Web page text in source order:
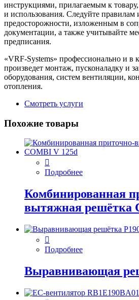
инструкциями, прилагаемым к
и использования. Следуйте правилам
предосторожности, изложенным в
документации, а также учитывайте
предписания.
«VRF-Systems» профессионально и в
произведет монтаж, пусконаладку и
оборудования, систем вентиляции,
отопления.
Смотреть услуги
Похожие товары
Подробнее
Комбинированная
вытяжная решётка
Подробнее
Выравнивающая